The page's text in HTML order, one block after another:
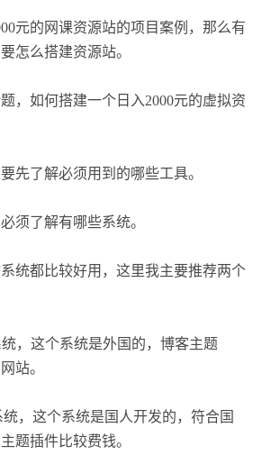
元的网课资源站的项目案例，那么有
怎么搭建资源站。
，如何搭建一个日入2000元的虚拟资
先了解必须用到的哪些工具。
须了解有哪些系统。
统都比较好用，这里我主要推荐两个
统，这个系统是外国的，博客主题
站。
，这个系统是国人开发的，符合国
题插件比较费钱。